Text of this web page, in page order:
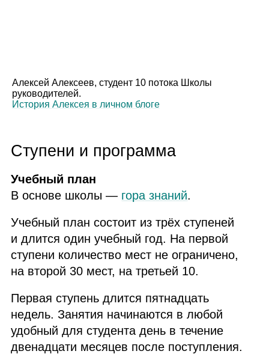
Алексей Алексеев, студент 10 потока Школы
руководителей.
История Алексея в личном блоге
Ступени и программа
Учебный план
В основе школы — гора знаний.
Учебный план состоит из трёх ступеней
и длится один учебный год. На первой
ступени количество мест не ограничено,
на второй 30 мест, на третьей 10.
Первая ступень длится пятнадцать
недель. Занятия начинаются в любой
удобный для студента день в течение
двенадцати месяцев после поступления.